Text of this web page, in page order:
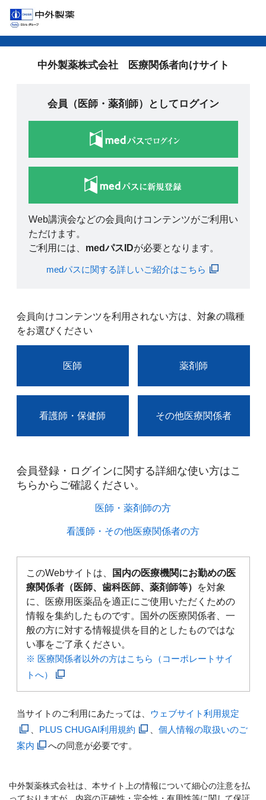
中外製薬株式会社 医療関係者向けサイト
会員（医師・薬剤師）としてログイン
Web講演会などの会員向けコンテンツがご利用い
ただけます。
ご利用には、 medパスIDが必要となります。
medパスに関する詳しいご紹介はこちら
会員向けコンテンツを利用されない方は、対象の職種
をお選びください
医師 薬剤師
看護師・保健師 その他医療関係者
会員登録・ログインに関する詳細な使い方はこ
ちらからご確認ください。​
医師・薬剤師の方​
看護師・その他医療関係者の方​
このWebサイトは、
国内の医療機関にお勤めの医
療関係者（医師、歯科医師、薬剤師等）
を対象
に、医療用医薬品を適正にご使用いただくための
情報を集約したものです。国外の医療関係者、一
般の方に対する情報提供を目的としたものではな
い事をご了承ください。
※ 医療関係者以外の方はこちら（コーポレートサイ
トへ）
当サイトのご利用にあたっては、 ウェブサイト利用規定
PLUS CHUGAI利用規約
個人情報の取扱いのご
案内
への同意が必要です。
中外製薬株式会社は、本サイト上の情報について細心の注意を払
っておりますが、内容の正確性・完全性・有用性等に関して保証